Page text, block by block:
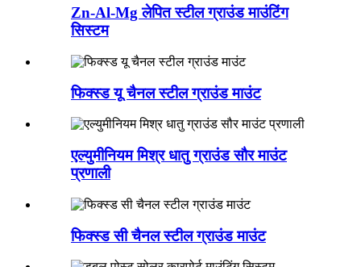
Zn-Al-Mg लेपित स्टील ग्राउंड माउंटिंग
सिस्टम
फिक्स्ड यू चैनल स्टील ग्राउंड माउंट
एल्युमीनियम मिश्र धातु ग्राउंड सौर माउंट
प्रणाली
फिक्स्ड सी चैनल स्टील ग्राउंड माउंट